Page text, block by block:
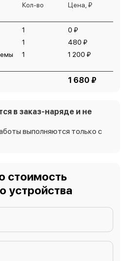
Кол-во Цена, ₽
1
0 ₽
1
480 ₽
1 1 200 ₽
1 680 ₽
в заказ-наряде и не
выполняются только с
стоимость
устройства